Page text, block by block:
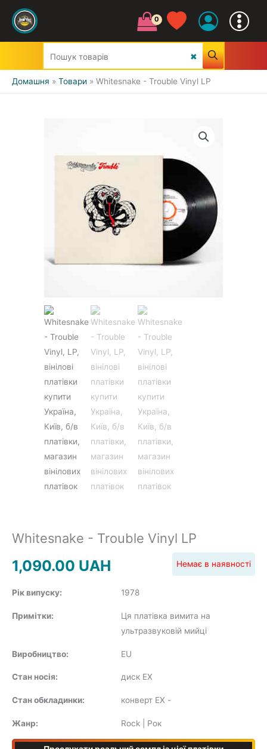
Домашня Товари Whitesnake - Trouble Vinyl LP
Whitesnake - Trouble Vinyl LP
1,090.00 UAH Немає в наявності
Рік випуску: 1978
Примітки:
Ця платівка вимита на
ультразвуковій мийці
Виробництво: EU
Стан носія: диск EX
Стан обкладинки: конверт EX -
Жанр: Rock | Рок
УСІ ЖАНРИ
JAZZ&BLUES
POP
REGGAE
ROCK
SOUNDTRACK
COMPILATION